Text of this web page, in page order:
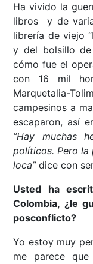
Ha vivido la
libros y de
librería de viejo
y del bolsillo
cómo fue el
con 16 mil
Marquetalia-
campesinos a
escaparon, así
“Hay muchas
políticos. Pero la
loca”dice con
Usted ha
Colombia, ¿le
posconflicto?
Yo estoy muy
me parece